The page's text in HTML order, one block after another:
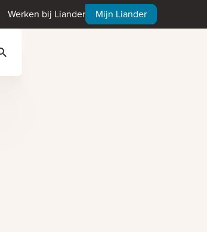
Werken bij Liander Mijn Liander
Zoeken